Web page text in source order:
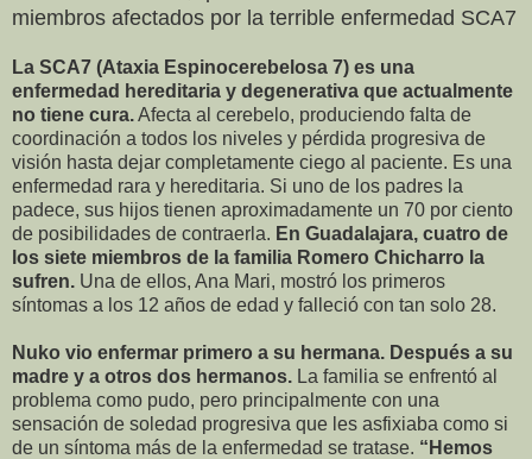
miembros afectados por la terrible enfermedad SCA7
La SCA7 (Ataxia Espinocerebelosa 7) es una
enfermedad hereditaria y degenerativa que actualmente
no tiene cura.Afecta al cerebelo, produciendo falta de
coordinación a todos los niveles y pérdida progresiva de
visión hasta dejar completamente ciego al paciente. Es una
enfermedad rara y hereditaria. Si uno de los padres la
padece, sus hijos tienen aproximadamente un 70 por ciento
de posibilidades de contraerla. En Guadalajara, cuatro de
los siete miembros de la familia Romero Chicharro la
sufren. Una de ellos, Ana Mari, mostró los primeros
síntomas a los 12 años de edad y falleció con tan solo 28.
Nuko vio enfermar primero a su hermana. Después a su
madre y a otros dos hermanos. La familia se enfrentó al
problema como pudo, pero principalmente con una
sensación de soledad progresiva que les asfixiaba como si
de un síntoma más de la enfermedad se tratase. “Hemos